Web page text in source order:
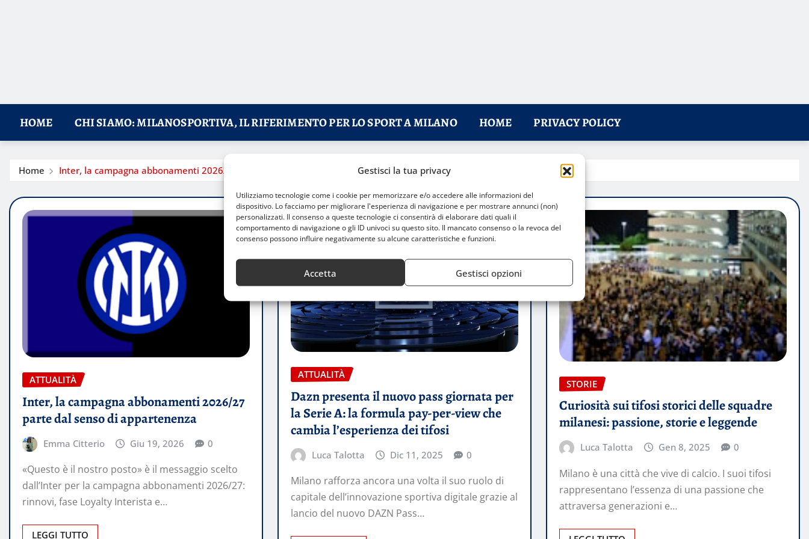
Gestisci la tua privacy
Utilizziamo tecnologie come i cookie per memorizzare e/o accedere alle informazioni del
dispositivo. Lo facciamo per migliorare l'esperienza di navigazione e per mostrare annunci (non)
personalizzati. Il consenso a queste tecnologie ci consentirà di elaborare dati quali il
comportamento di navigazione o gli ID univoci su questo sito. Il mancato consenso o la revoca del
consenso possono influire negativamente su alcune caratteristiche e funzioni.
Accetta Gestisci opzioni
HOME CHI SIAMO: MILANOSPORTIVA, IL RIFERIMENTO PER LO SPORT A MILANO HOME PRIVACY POLICY
Home Inter, la campagna abbonamenti 2026/27 parte dal senso di appartenenza
ATTUALITÀ
Inter, la campagna abbonamenti 2026/27
parte dal senso di appartenenza
Emma Citterio Giu 19, 2026 0
«Questo è il nostro posto» è il messaggio scelto
dall’Inter per la campagna abbonamenti 2026/27:
rinnovi, fase Loyalty Interista e…
LEGGI TUTTO
ATTUALITÀ
Dazn presenta il nuovo pass giornata per
la Serie A: la formula pay-per-view che
cambia l’esperienza dei tifosi
Luca Talotta Dic 11, 2025 0
Milano rafforza ancora una volta il suo ruolo di
capitale dell’innovazione sportiva digitale grazie al
lancio del nuovo DAZN Pass…
STORIE
Curiosità sui tifosi storici delle squadre
milanesi: passione, storie e leggende
Luca Talotta Gen 8, 2025 0
Milano è una città che vive di calcio. I suoi tifosi
rappresentano l’essenza di una passione che
attraversa generazioni e…